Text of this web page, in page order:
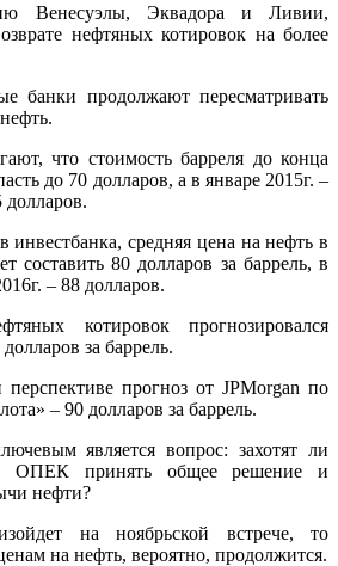
Венесуэлы, Эквадора и Ливии,
нефтяных котировок на более
банки продолжают пересматривать
что стоимость барреля до конца
до 70 долларов, а в январе 2015г. –
средняя цена на нефть в
составить 80 долларов за баррель, в
– 88 долларов.
котировок прогнозировался
за баррель.
прогноз от JPMorgan по
– 90 долларов за баррель.
является вопрос: захотят ли
ОПЕК принять общее решение и
нефти?
на ноябрьской встрече, то
на нефть, вероятно, продолжится.